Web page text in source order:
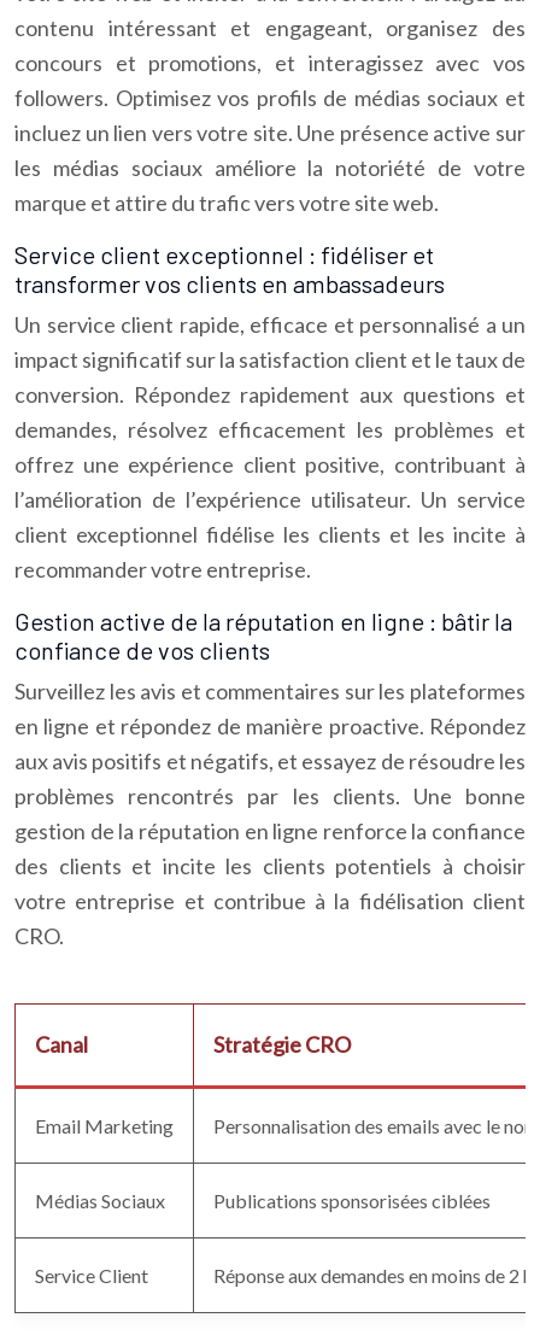
contenu intéressant et engageant, organisez des
concours et promotions, et interagissez avec vos
followers. Optimisez vos profils de médias sociaux et
incluez un lien vers votre site. Une présence active sur
les médias sociaux améliore la notoriété de votre
marque et attire du trafic vers votre site web.
Service client exceptionnel : fidéliser et
transformer vos clients en ambassadeurs
Un service client rapide, efficace et personnalisé a un
impact significatif sur la satisfaction client et le taux de
conversion. Répondez rapidement aux questions et
demandes, résolvez efficacement les problèmes et
offrez une expérience client positive, contribuant à
l’amélioration de l’expérience utilisateur. Un service
client exceptionnel fidélise les clients et les incite à
recommander votre entreprise.
Gestion active de la réputation en ligne : bâtir la
confiance de vos clients
Surveillez les avis et commentaires sur les plateformes
en ligne et répondez de manière proactive. Répondez
aux avis positifs et négatifs, et essayez de résoudre les
problèmes rencontrés par les clients. Une bonne
gestion de la réputation en ligne renforce la confiance
des clients et incite les clients potentiels à choisir
votre entreprise et contribue à la fidélisation client
CRO.
Canal Stratégie CRO
Email Marketing Personnalisation des emails avec le
Médias Sociaux Publications sponsorisées ciblées
Service Client Réponse aux demandes en moins de 2